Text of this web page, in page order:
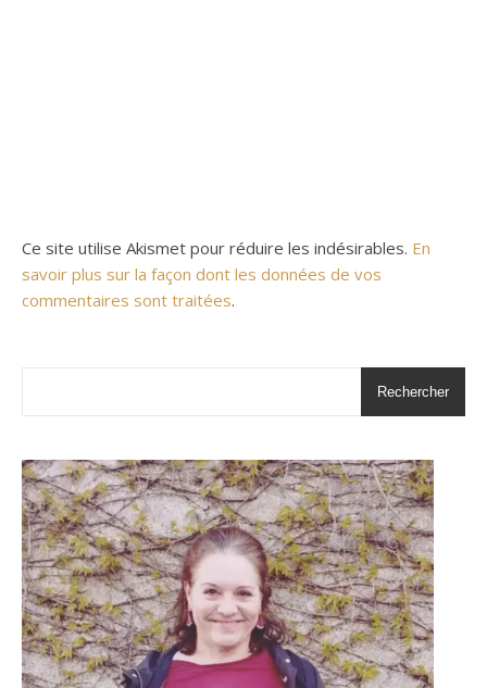
Ce site utilise Akismet pour réduire les indésirables. En
savoir plus sur la façon dont les données de vos
commentaires sont traitées.
Rechercher